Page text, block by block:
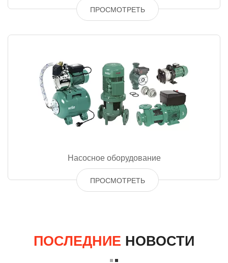
ПРОСМОТРЕТЬ
Насосное оборудование
ПРОСМОТРЕТЬ
ПОСЛЕДНИЕ НОВОСТИ